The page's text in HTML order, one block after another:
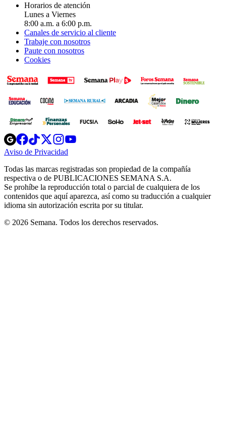
Horarios de atención
Lunes a Viernes
8:00 a.m. a 6:00 p.m.
Canales de servicio al cliente
Trabaje con nosotros
Paute con nosotros
Cookies
Opens
in
new
Opens
in
new
Opens
in
new
window
Opens
new
windowwindow
Aviso de Privacidad
new
window
Todas las marcas registradas son propiedad de la compañía
respectiva o de PUBLICACIONES SEMANA S.A.
Se prohíbe la reproducción total o parcial de cualquiera de los
contenidos que aquí aparezca, así como su traducción a cualquier
idioma sin autorización escrita por su titular.
© 2026 Semana. Todos los derechos reservados.